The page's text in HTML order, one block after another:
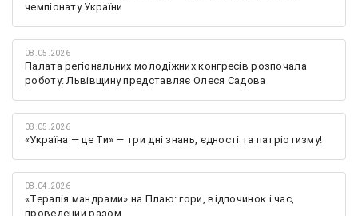
чемпіонату України
08.05.2026
Палата регіональних молодіжних конгресів розпочала
роботу: Львівщину представляє Олеся Садова
08.05.2026
«Україна — це Ти» — три дні знань, єдності та патріотизму!
08.04.2026
«Терапія мандрами» на Плаю: гори, відпочинок і час,
проведений разом